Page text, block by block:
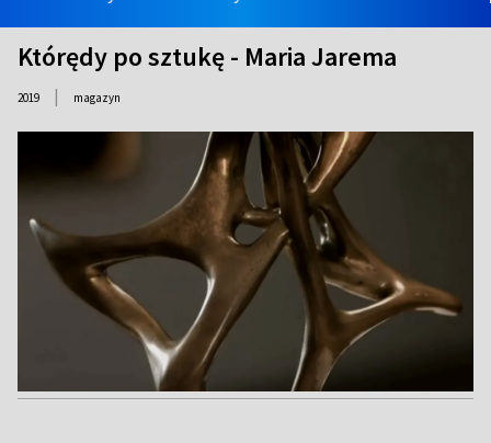
Którędy po sztukę - Maria Jarema
2019 | magazyn